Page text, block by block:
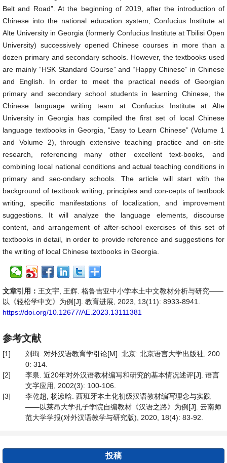
Belt and Road”. At the beginning of 2019, after the introduction of
Chinese into the national education system, Confucius Institute at
Alte University in Georgia (formerly Confucius Institute at Tbilisi Open
University) successively opened Chinese courses in more than a
dozen primary and secondary schools. However, the textbooks used
are mainly “HSK Standard Course” and “Happy Chinese” in Chinese
and English. In order to meet the practical needs of Georgian
primary and secondary school students in learning Chinese, the
Chinese language writing team at Confucius Institute at Alte
University in Georgia has compiled the first set of local Chinese
language textbooks in Georgia, “Easy to Learn Chinese” (Volume 1
and Volume 2), through extensive teaching practice and on-site
research, referencing many other excellent text-books, and
combining local national conditions and actual teaching conditions in
primary and sec-ondary schools. The article will start with the
background of textbook writing, principles and con-cepts of textbook
writing, specific manifestations of localization, and improvement
suggestions. It will analyze the language elements, discourse
content, and arrangement of after-school exercises of this set of
textbooks in detail, in order to provide reference and suggestions for
the writing of local Chinese textbooks in Georgia.
文章引用： 王文宇, 王辉. 格鲁吉亚中小学本土中文教材分析与研究——
以《轻松学中文》为例[J]. 教育进展, 2023, 13(11): 8933-8941.
https://doi.org/10.12677/AE.2023.13111381
参考文献
[1]
刘珣. 对外汉语教育学引论[M]. 北京: 北京语言大学出版社, 200
0: 314.
[2]
李泉. 近20年对外汉语教材编写和研究的基本情况述评[J]. 语言
文字应用, 2002(3): 100-106.
[3]
李乾超, 杨湫晗. 西班牙本土化初级汉语教材编写理念与实践
——以莱昂大学孔子学院自编教材《汉语之路》为例[J]. 云南师
范大学学报(对外汉语教学与研究版), 2020, 18(4): 83-92.
投稿